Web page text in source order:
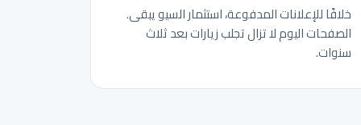
خلافًا للإعلانات المدفوعة، استثمار السيو يبقى.
الصفحات اليوم لا تزال تجلب زيارات بعد ثلاث
سنوات.